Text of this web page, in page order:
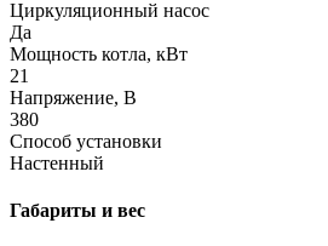
Циркуляционный насос
Да
Мощность котла, кВт
21
Напряжение, В
380
Способ установки
Настенный
Габариты и вес